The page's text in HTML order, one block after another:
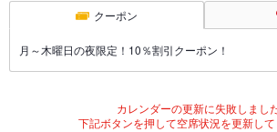
クーポン
月～木曜日の夜限定！10％割引クーポン！
カレンダーの更新に失敗しました
下記ボタンを押して空席状況を更新して